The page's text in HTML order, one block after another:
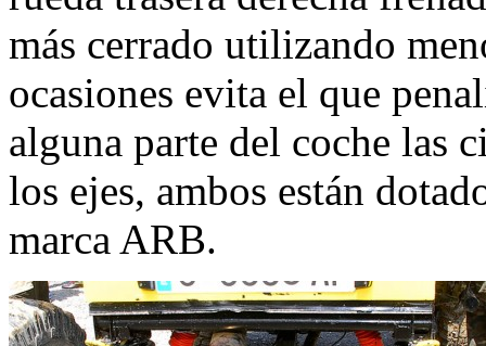
más cerrado utilizando
ocasiones evita el que
alguna parte del coche las
los ejes, ambos están
marca ARB.